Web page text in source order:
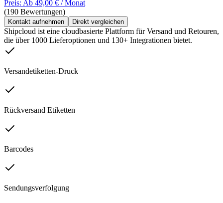
Preis: Ab 49,00 € / Monat
(190 Bewertungen)
Kontakt aufnehmen Direkt vergleichen
Shipcloud ist eine cloudbasierte Plattform für Versand und Retouren,
die über 1000 Lieferoptionen und 130+ Integrationen bietet.
Versandetiketten-Druck
Rückversand Etiketten
Barcodes
Sendungsverfolgung